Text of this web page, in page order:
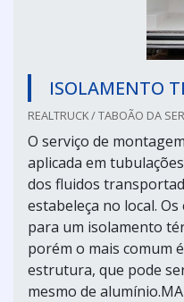
ISOLAMENTO
REALTRUCK / TABOÃO DA
O serviço de
aplicada em
dos fluidos
estabeleça no local.
para um isolamento
porém o mais comum
estrutura, que pode
mesmo de